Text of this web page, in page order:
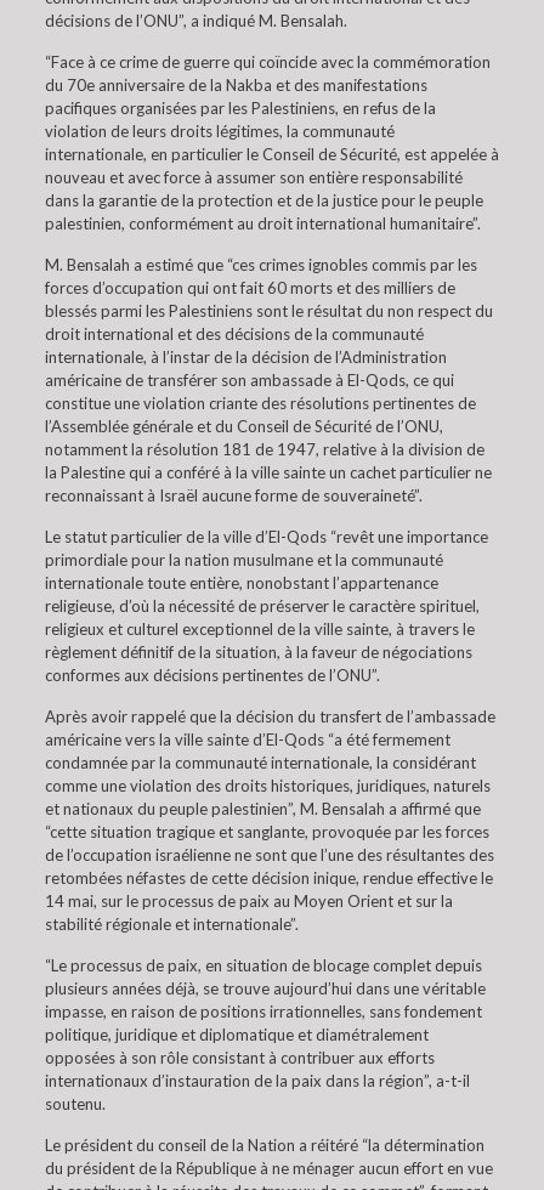
décisions de l’ONU”, a indiqué M. Bensalah.
“Face à ce crime de guerre qui coïncide avec la commémoration
du 70e anniversaire de la Nakba et des manifestations
pacifiques organisées par les Palestiniens, en refus de la
violation de leurs droits légitimes, la communauté
internationale, en particulier le Conseil de Sécurité, est appelée à
nouveau et avec force à assumer son entière responsabilité
dans la garantie de la protection et de la justice pour le peuple
palestinien, conformément au droit international humanitaire”.
M. Bensalah a estimé que “ces crimes ignobles commis par les
forces d’occupation qui ont fait 60 morts et des milliers de
blessés parmi les Palestiniens sont le résultat du non respect du
droit international et des décisions de la communauté
internationale, à l’instar de la décision de l’Administration
américaine de transférer son ambassade à El-Qods, ce qui
constitue une violation criante des résolutions pertinentes de
l’Assemblée générale et du Conseil de Sécurité de l’ONU,
notamment la résolution 181 de 1947, relative à la division de
la Palestine qui a conféré à la ville sainte un cachet particulier ne
reconnaissant à Israël aucune forme de souveraineté”.
Le statut particulier de la ville d’El-Qods “revêt une importance
primordiale pour la nation musulmane et la communauté
internationale toute entière, nonobstant l’appartenance
religieuse, d’où la nécessité de préserver le caractère spirituel,
religieux et culturel exceptionnel de la ville sainte, à travers le
règlement définitif de la situation, à la faveur de négociations
conformes aux décisions pertinentes de l’ONU”.
Après avoir rappelé que la décision du transfert de l’ambassade
américaine vers la ville sainte d’El-Qods “a été fermement
condamnée par la communauté internationale, la considérant
comme une violation des droits historiques, juridiques, naturels
et nationaux du peuple palestinien”, M. Bensalah a affirmé que
“cette situation tragique et sanglante, provoquée par les forces
de l’occupation israélienne ne sont que l’une des résultantes des
retombées néfastes de cette décision inique, rendue effective le
14 mai, sur le processus de paix au Moyen Orient et sur la
stabilité régionale et internationale”.
“Le processus de paix, en situation de blocage complet depuis
plusieurs années déjà, se trouve aujourd’hui dans une véritable
impasse, en raison de positions irrationnelles, sans fondement
politique, juridique et diplomatique et diamétralement
opposées à son rôle consistant à contribuer aux efforts
internationaux d’instauration de la paix dans la région”, a-t-il
soutenu.
Le président du conseil de la Nation a réitéré “la détermination
du président de la République à ne ménager aucun effort en vue